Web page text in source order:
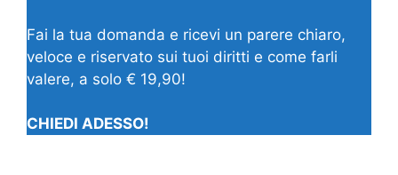
Fai la tua domanda e ricevi un parere chiaro,
veloce e riservato sui tuoi diritti e come farli
valere, a solo € 19,90!
CHIEDI ADESSO!